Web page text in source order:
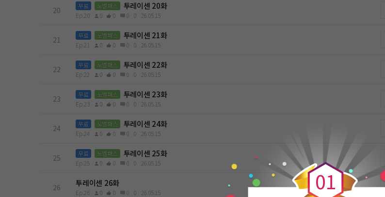
20 무료 노벨패스 투레이센 20화
Ep.20 0 0 0 0 26.05.15
21 무료 노벨패스 투레이센 21화
Ep.21 0 0 0 0 26.05.15
22 무료 노벨패스 투레이센 22화
Ep.22 0 0 0 0 26.05.15
23 무료 노벨패스 투레이센 23화
Ep.23 0 0 0 0 26.05.15
24 무료 노벨패스 투레이센 24화
Ep.24 0 0 0 0 26.05.15
25 무료 노벨패스 투레이센 25화
Ep.25 0 0 0 0 26.05.15
26 투레이센 26화
Ep.26 0 0 0 0 26.05.15 0
0
1